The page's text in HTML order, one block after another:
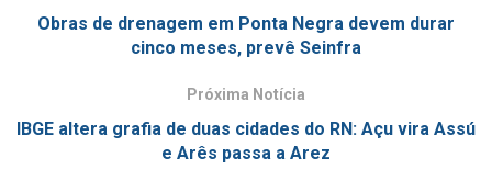
Obras de drenagem em Ponta Negra devem durar
cinco meses, prevê Seinfra
Próxima Notícia
IBGE altera grafia de duas cidades do RN: Açu vira Assú
e Arês passa a Arez